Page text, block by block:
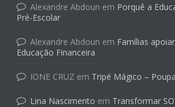
Alexandre Abdoun em Porquê a
Pré-Escolar
Alexandre Abdoun em Famílias
Educação Financeira
IONE CRUZ em Tripé Mágico –
Lina Nascimento em Transformar